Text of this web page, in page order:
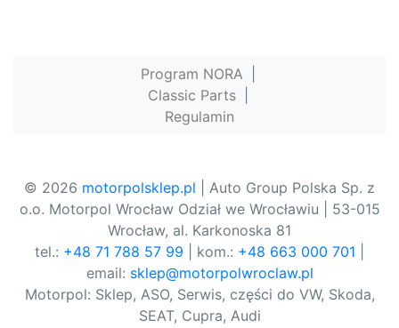
Program NORA
Classic Parts
Regulamin
© 2026 motorpolsklep.pl | Auto Group Polska Sp. z
o.o. Motorpol Wrocław Odział we Wrocławiu | 53-015
Wrocław, al. Karkonoska 81
tel.: +48 71 788 57 99 | kom.: +48 663 000 701
email: sklep@motorpolwroclaw.pl
Motorpol: Sklep, ASO, Serwis, części do VW, Skoda,
SEAT, Cupra, Audi